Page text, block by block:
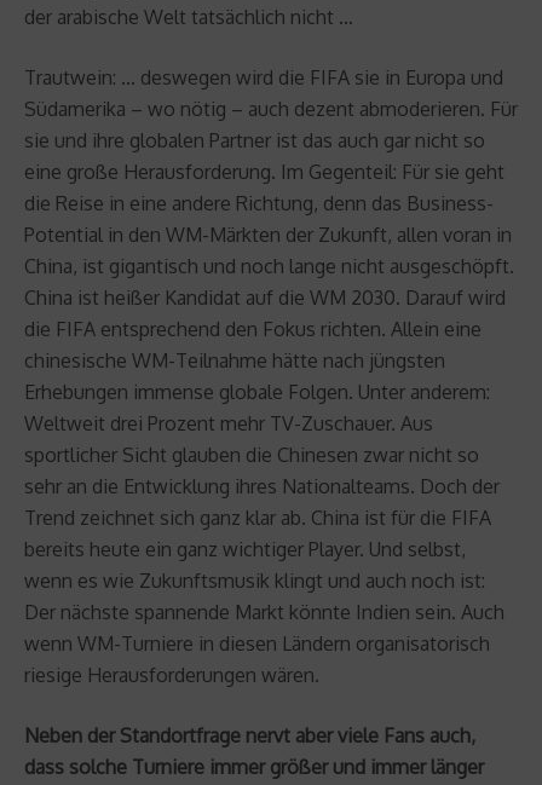
der arabische Welt tatsächlich nicht …
Trautwein: … deswegen wird die FIFA sie in Europa und
Südamerika – wo nötig – auch dezent abmoderieren. Für
sie und ihre globalen Partner ist das auch gar nicht so
eine große Herausforderung. Im Gegenteil: Für sie geht
die Reise in eine andere Richtung, denn das Business-
Potential in den WM-Märkten der Zukunft, allen voran in
China, ist gigantisch und noch lange nicht ausgeschöpft.
China ist heißer Kandidat auf die WM 2030. Darauf wird
die FIFA entsprechend den Fokus richten. Allein eine
chinesische WM-Teilnahme hätte nach jüngsten
Erhebungen immense globale Folgen. Unter anderem:
Weltweit drei Prozent mehr TV-Zuschauer. Aus
sportlicher Sicht glauben die Chinesen zwar nicht so
sehr an die Entwicklung ihres Nationalteams. Doch der
Trend zeichnet sich ganz klar ab. China ist für die FIFA
bereits heute ein ganz wichtiger Player. Und selbst,
wenn es wie Zukunftsmusik klingt und auch noch ist:
Der nächste spannende Markt könnte Indien sein. Auch
wenn WM-Turniere in diesen Ländern organisatorisch
riesige Herausforderungen wären.
Neben der Standortfrage nervt aber viele Fans auch,
dass solche Turniere immer größer und immer länger